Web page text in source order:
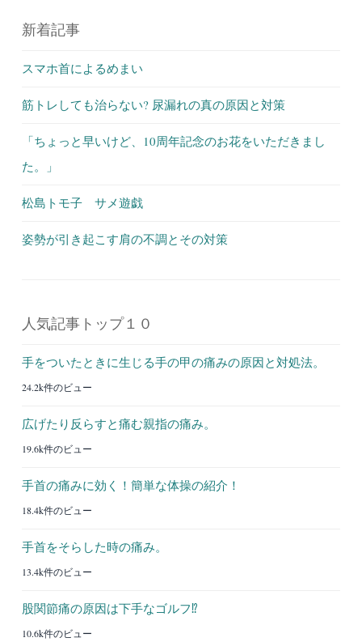
新着記事
スマホ首によるめまい
筋トレしても治らない? 尿漏れの真の原因と対策
「ちょっと早いけど、10周年記念のお花をいただきまし
た。」
松島トモ子 サメ遊戯
姿勢が引き起こす肩の不調とその対策
人気記事トップ１０
手をついたときに生じる手の甲の痛みの原因と対処法。
24.2k件のビュー
広げたり反らすと痛む親指の痛み。
19.6k件のビュー
手首の痛みに効く！簡単な体操の紹介！
18.4k件のビュー
手首をそらした時の痛み。
13.4k件のビュー
股関節痛の原因は下手なゴルフ⁉︎
10.6k件のビュー